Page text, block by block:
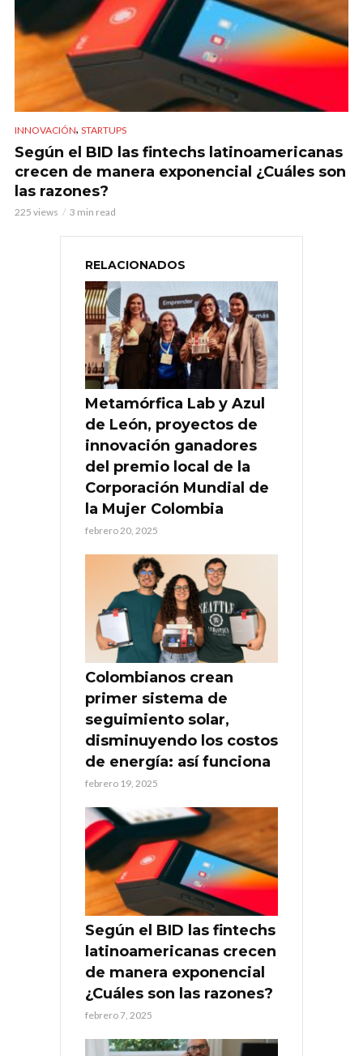
INNOVACIÓN, STARTUPS
Según el BID las fintechs latinoamericanas
crecen de manera exponencial ¿Cuáles son
las razones?
225 views 3 min read
RELACIONADOS
Metamórfica Lab y Azul
de León, proyectos de
innovación ganadores
del premio local de la
Corporación Mundial de
la Mujer Colombia
febrero 20, 2025
Colombianos crean
primer sistema de
seguimiento solar,
disminuyendo los costos
de energía: así funciona
febrero 19, 2025
Según el BID las fintechs
latinoamericanas crecen
de manera exponencial
¿Cuáles son las razones?
febrero 7, 2025